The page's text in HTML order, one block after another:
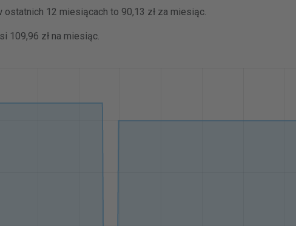
ostatnich 12 miesiącach to 90,13 zł za miesiąc.
109,96 zł na miesiąc.